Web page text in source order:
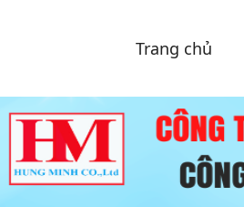
Trang chủ